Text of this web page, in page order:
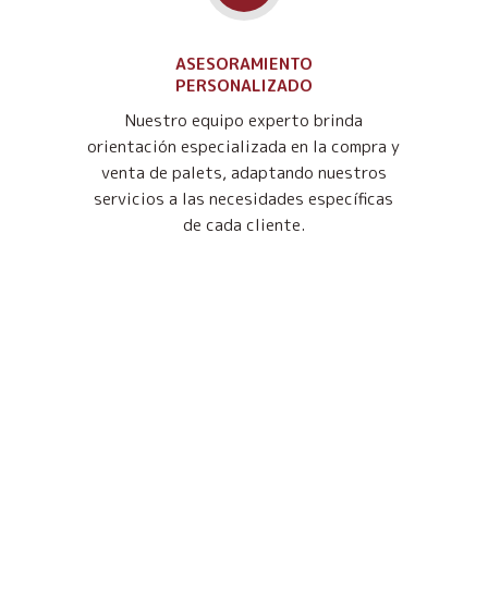
ASESORAMIENTO
PERSONALIZADO
Nuestro equipo experto brinda
orientación especializada en la compra y
venta de palets, adaptando nuestros
servicios a las necesidades específicas
de cada cliente.